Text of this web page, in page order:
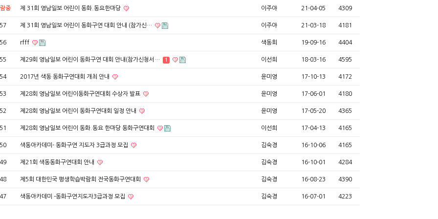
중 제 31회 영남일보 어린이 동화.동요한마당 이주야 21-04-05 4309
제 31회 영남일보 어린이 동화구연 대회 안내 (참가신… 이주야 21-03-18 4181
rfff 색동회 19-09-16 4404
제29회 영남일보 어린이 동화구연 대회 안내(참가신청서… 1 이선희 18-03-16 4595
2017년 색동 동화구연대회 개최 안내 윤미영 17-10-13 4172
제28회 영남일보 어린이동화구연대회 수상자 발표 윤미영 17-06-01 4180
제28회 영남일보 어린이 동화구연대회 일정 안내 윤미영 17-05-20 4365
제28회 영남일보 어린이 동화.동요 한마당 동화구연대회 이선희 17-04-13 4165
색동아카데미- 동화구연 지도자 3급과정 모집 김숙경 16-10-06 4165
제21회 색동동화구연대회 안내 김숙경 16-10-01 4284
제5회 대한민국 평생학습박람회 전국동화구연대회 김숙경 16-08-23 4390
색동아카데미 -동화구연지도자3급과정 모집 김숙경 16-07-01 4223